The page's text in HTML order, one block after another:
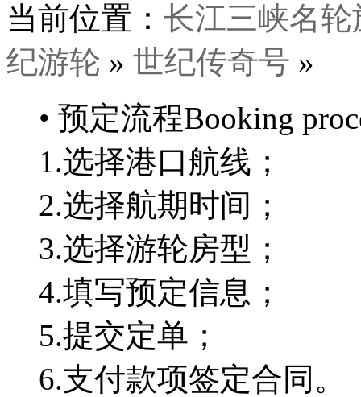
当前位置： 长江三峡名
纪游轮 » 世纪传奇号 »
• 预定流程Booking
1.选择港口航线；
2.选择航期时间；
3.选择游轮房型；
4.填写预定信息；
5.提交定单；
6.支付款项签定合同。